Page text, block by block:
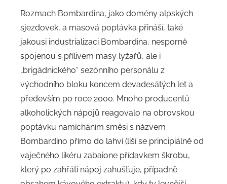
Rozmach Bombardina, jako domény alpských
sjezdovek, a masová poptávka přináší, také
jakousi industrializaci Bombardina, nesporně
spojenou s přílivem masy lyžařů, ale i
„brigádnického“ sezónního personálu z
východního bloku koncem devadesátých let a
především po roce 2000. Mnoho producentů
alkoholických nápojů reagovalo na obrovskou
poptávku namícháním směsi s názvem
Bombardino přímo do lahví (liší se principiálně od
vaječného likéru zabaione přídavkem škrobu,
který po zahřátí nápoj zahušťuje, případně